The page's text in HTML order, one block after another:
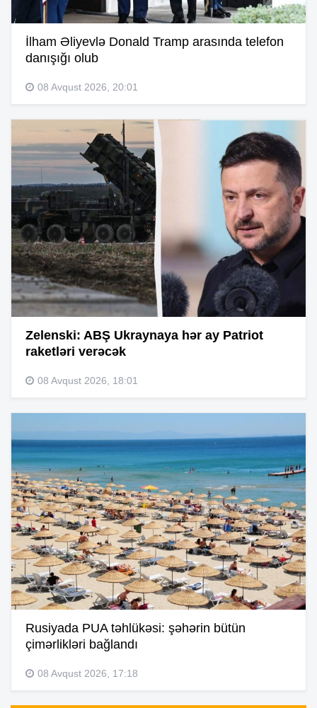
İlham Əliyevlə Donald Tramp arasında telefon
danışığı olub
08 Avqust 2026, 20:01
Zelenski: ABŞ Ukraynaya hər ay Patriot
raketləri verəcək
08 Avqust 2026, 18:01
Rusiyada PUA təhlükəsi: şəhərin bütün
çimərlikləri bağlandı
08 Avqust 2026, 17:18